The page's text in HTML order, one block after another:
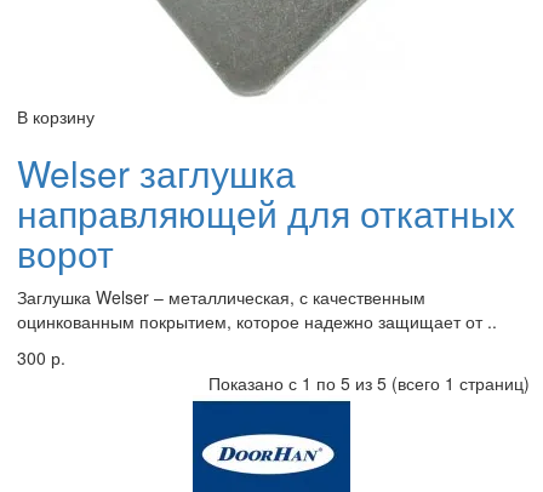
В корзину
Welser заглушка
направляющей для откатных
ворот
Заглушка Welser – металлическая, с качественным
оцинкованным покрытием, которое надежно защищает от ..
300 р.
Показано с 1 по 5 из 5 (всего 1 страниц)